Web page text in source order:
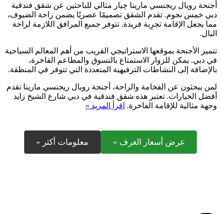
أجنحة رويال ريجنسي مارينا خِيار مثالي للباحثين عن شقق فندقية
دبي خمس نجوم. تقدم الشقق تصميمًا عصريًا يضمن راحة الضيوف،
مما يجعل الإقامة تجرِبة فريدة. تتوفر جميع المرافق اللازمة لراحة
البال.
تتميز الأجنحة بموقعها الاستراتيجي القريب من أهم المعالم السياحية
في دبي. يمكن للزوار الاستمتاع بالتسوق والمطاعم الفاخرة،
بالإضافة إلى النشاطات الترفيهية المتعددة التي تتوفر في المنطقة.
لمن يبحثون عن الفخامة والراحة، أجنحة رويال ريجنسي مارينا تقدم
أفضل الخيارات. تعتبر هذه شقق فندقية في دبي شارع الشيخ زايد
وجهة مثالية للإقامة الفاخرة. اقرأ المزيد »
عرض أسعار الغرف » معلومات أكثر »